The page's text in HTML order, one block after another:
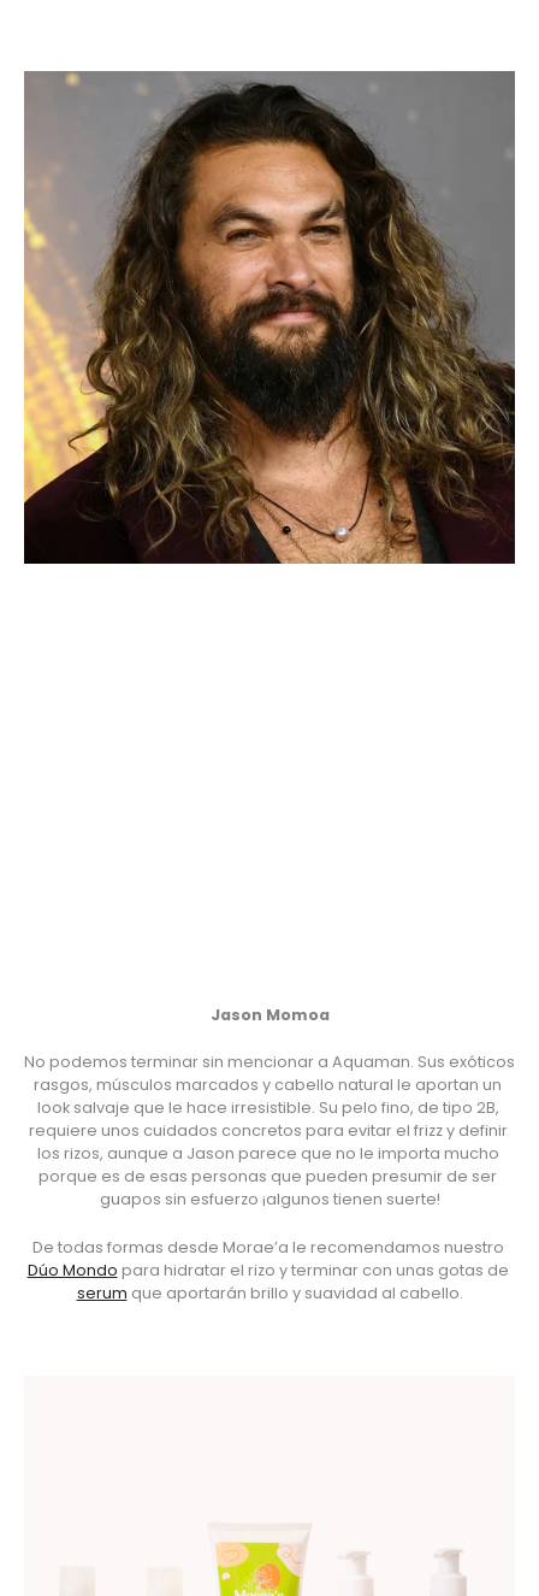
Jason Momoa
No podemos terminar sin mencionar a Aquaman. Sus exóticos
rasgos, músculos marcados y cabello natural le aportan un
look salvaje que le hace irresistible. Su pelo fino, de tipo 2B,
requiere unos cuidados concretos para evitar el frizz y definir
los rizos, aunque a Jason parece que no le importa mucho
porque es de esas personas que pueden presumir de ser
guapos sin esfuerzo ¡algunos tienen suerte!
Dúo Mondo
serum que aportarán brillo y suavidad al cabello.